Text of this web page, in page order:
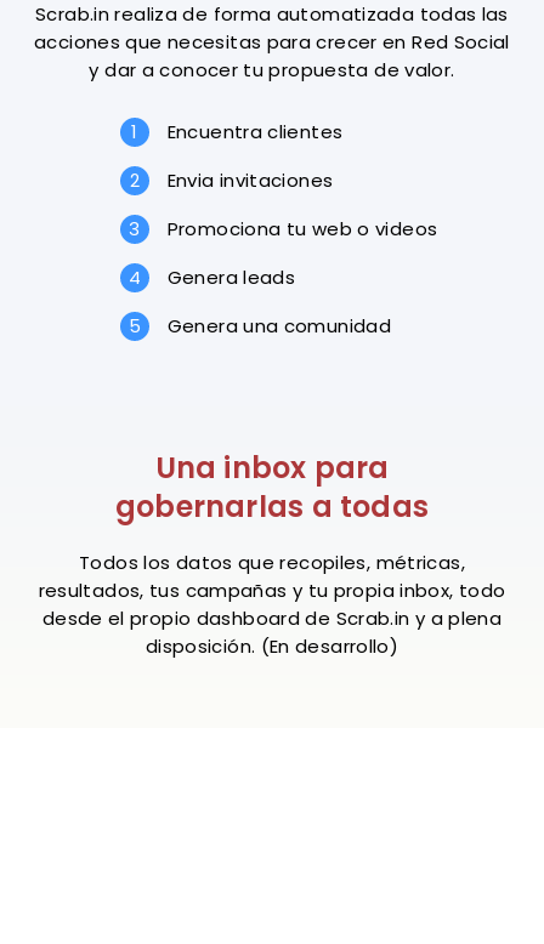
Scrab.in realiza de forma automatizada todas las
acciones que necesitas para crecer en Red Social
y dar a conocer tu propuesta de valor.
Encuentra clientes
Envia invitaciones
Promociona tu web o videos
Genera leads
Genera una comunidad
Una inbox para
gobernarlas a todas
Todos los datos que recopiles, métricas,
resultados, tus campañas y tu propia inbox, todo
desde el propio dashboard de Scrab.in y a plena
disposición. (En desarrollo)